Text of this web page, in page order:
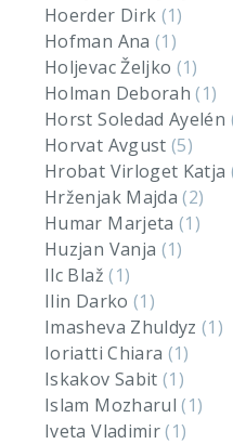
Hoerder Dirk (1)
Hofman Ana (1)
Holjevac Željko (1)
Holman Deborah(1)
Horst Soledad Ayelén
Horvat Avgust(5)
Hrobat Virloget Katja
Hrženjak Majda(2)
Humar Marjeta(1)
Huzjan Vanja (1)
Ilc Blaž(1)
Ilin Darko (1)
Imasheva Zhuldyz(1)
Ioriatti Chiara (1)
Iskakov Sabit(1)
Islam Mozharul(1)
Iveta Vladimir(1)